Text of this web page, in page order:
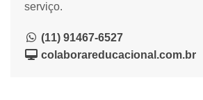
serviço.
(11) 91467-6527
colaborareducacional.com.br